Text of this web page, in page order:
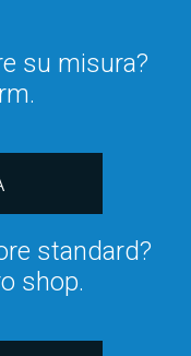
su misura?
standard?
shop.